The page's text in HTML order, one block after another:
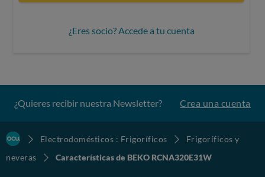
¿Eres socio? Accede a tu cuenta
¿Quieres recibir nuestra Newsletter? Crea una cuenta
Electrodomésticos : Frigoríficos
Frigoríficos y
neveras
Características de BEKO RCNA320E31W